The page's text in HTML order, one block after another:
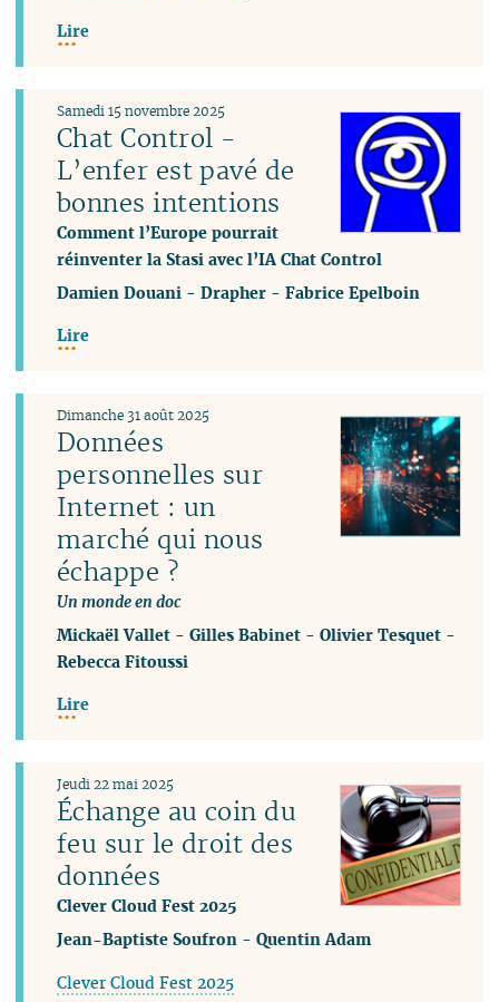
Lire
Chat Control -
L’enfer est pavé de
bonnes intentions
Comment l’Europe pourrait
réinventer la Stasi avec l’IA Chat Control
Samedi 15 novembre 2025
Damien Douani -Drapher -Fabrice Epelboin
Lire
Données
personnelles sur
Internet : un
marché qui nous
échappe ?
Un monde en doc
Dimanche 31 août 2025
Mickaël Vallet -Gilles Babinet -Olivier Tesquet -
Rebecca Fitoussi
Lire
Échange au coin du
feu sur le droit des
données
Clever Cloud Fest 2025
Jeudi 22 mai 2025
Jean-Baptiste Soufron -Quentin Adam
Clever Cloud Fest 2025